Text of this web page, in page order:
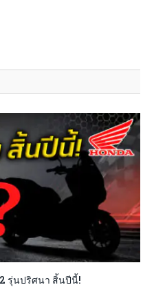
รุ่นปริศนา สิ้นปีนี้!